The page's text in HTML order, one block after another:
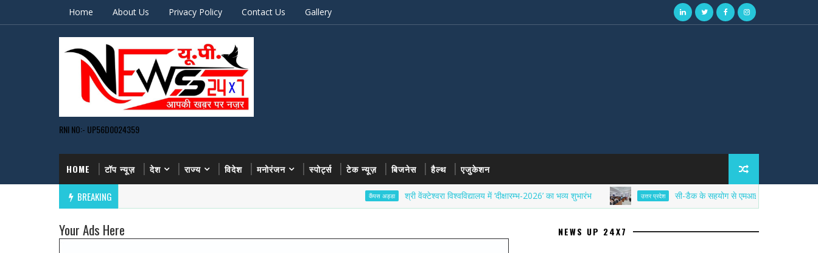
Home About Us Privacy Policy Contact Us Gallery
RNI NO:- UP56D0024359
HOME टॉप न्यूज़ देश राज्य विदेश मनोरंजन स्पोर्ट्स टेक न्यूज़ बिजनेस हैल्थ एजुकेशन
BREAKING श्री वेंक्टेश्वरा विश्वविद्यालय में ‘दीक्षारम्भ-2026’ का भव्य शुभारंभ उत्तर प्रदेश सी-डैक के सहयोग से एमआईईटी में साइबर सिक्योरिटी
Your Ads Here NEWS UP 24X7